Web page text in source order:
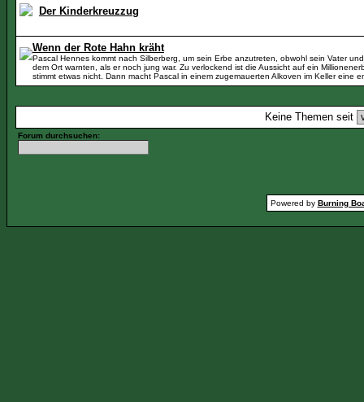
Der Kinderkreuzzug
Wenn der Rote Hahn kräht
Pascal Hennes kommt nach Silberberg, um sein Erbe anzutreten, obwohl sein Vater
dem Ort warnten, als er noch jung war. Zu verlockend ist die Aussicht auf ein
stimmt etwas nicht. Dann macht Pascal in einem zugemauerten Alkoven im Keller eine
Keine Themen seit
Forum durchsuchen:
Powered by Burning